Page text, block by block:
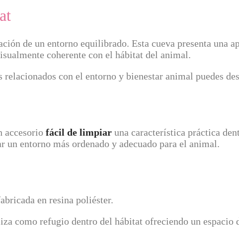
de un entorno equilibrado. Esta cueva presenta una
coherente con el hábitat del animal.
con el entorno y bienestar animal puedes
accesorio fácil de limpiar una característica práctica
entorno más ordenado y adecuado para el animal.
en resina poliéster.
como refugio dentro del hábitat ofreciendo un espacio